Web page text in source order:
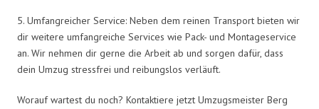
5. Umfangreicher Service: Neben dem reinen Transport bieten wir
dir weitere umfangreiche Services wie Pack- und Montageservice
an. Wir nehmen dir gerne die Arbeit ab und sorgen dafür, dass
dein Umzug stressfrei und reibungslos verläuft.
Worauf wartest du noch? Kontaktiere jetzt Umzugsmeister Berg